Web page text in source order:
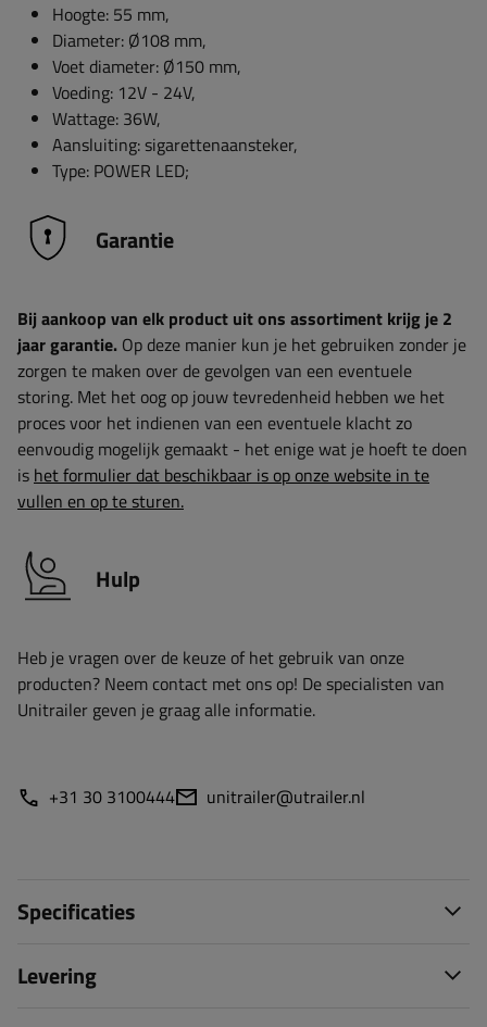
Hoogte: 55 mm,
Diameter: Ø108 mm,
Voet diameter: Ø150 mm,
Voeding: 12V - 24V,
Wattage: 36W,
Aansluiting: sigarettenaansteker,
Type: POWER LED;
Garantie
Bij aankoop van elk product uit ons assortiment krijg je 2
jaar garantie. Op deze manier kun je het gebruiken zonder je
zorgen te maken over de gevolgen van een eventuele
storing. Met het oog op jouw tevredenheid hebben we het
proces voor het indienen van een eventuele klacht zo
eenvoudig mogelijk gemaakt - het enige wat je hoeft te doen
is het formulier dat beschikbaar is op onze website in te
vullen en op te sturen.
Hulp
Heb je vragen over de keuze of het gebruik van onze
producten? Neem contact met ons op! De specialisten van
Unitrailer geven je graag alle informatie.
+31 30 3100444 unitrailer@utrailer.nl
Specificaties
Levering